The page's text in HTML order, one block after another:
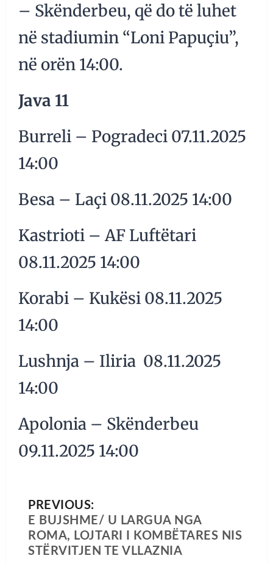
– Skënderbeu, që do të luhet
në stadiumin “Loni Papuçiu”,
në orën 14:00.
Java 11
Burreli – Pogradeci 07.11.2025
14:00
Besa – Laçi 08.11.2025 14:00
Kastrioti – AF Luftëtari
08.11.2025 14:00
Korabi – Kukësi 08.11.2025
14:00
Lushnja – Iliria 08.11.2025
14:00
Apolonia – Skënderbeu
09.11.2025 14:00
PREVIOUS:
E BUJSHME/ U LARGUA NGA
ROMA, LOJTARI I KOMBËTARES NIS
STËRVITJEN TE VLLAZNIA